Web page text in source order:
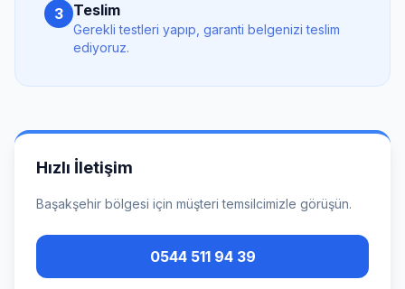
3 Teslim
Gerekli testleri yapıp, garanti belgenizi teslim
ediyoruz.
Hızlı İletişim
Başakşehir bölgesi için müşteri temsilcimizle görüşün.
0544 511 94 39